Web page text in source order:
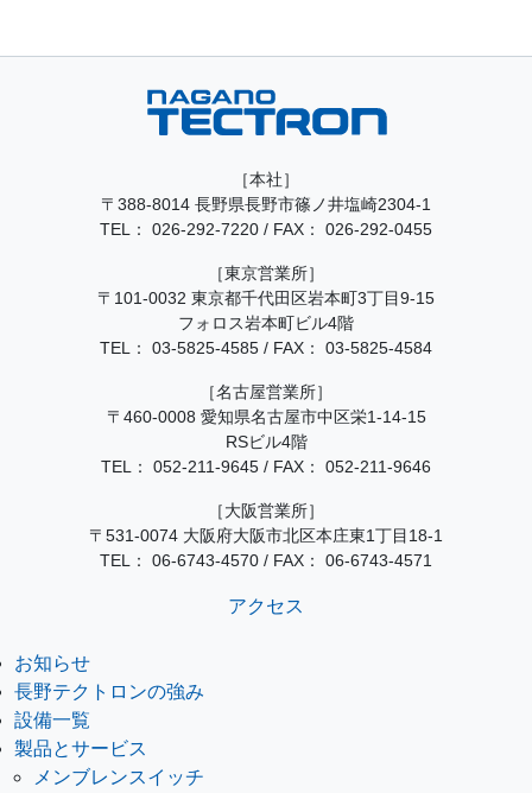
［本社］
〒388-8014 長野県長野市篠ノ井塩崎2304-1
TEL： 026-292-7220 / FAX： 026-292-0455
［東京営業所］
〒101-0032 東京都千代田区岩本町3丁目9-15
フォロス岩本町ビル4階
TEL： 03-5825-4585 / FAX： 03-5825-4584
［名古屋営業所］
〒460-0008 愛知県名古屋市中区栄1-14-15
RSビル4階
TEL： 052-211-9645 / FAX： 052-211-9646
［大阪営業所］
〒531-0074 大阪府大阪市北区本庄東1丁目18-1
TEL： 06-6743-4570 / FAX： 06-6743-4571
アクセス
お知らせ
長野テクトロンの強み
設備一覧
製品とサービス
メンブレンスイッチ